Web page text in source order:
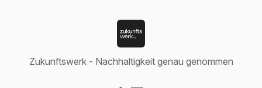
Zukunftswerk - Nachhaltigkeit genau genommen